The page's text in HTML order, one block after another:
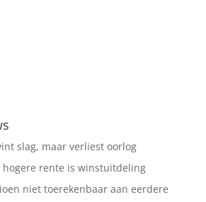
slag, maar verliest oorlog
hogere rente is winstuitdeling
niet toerekenbaar aan eerdere